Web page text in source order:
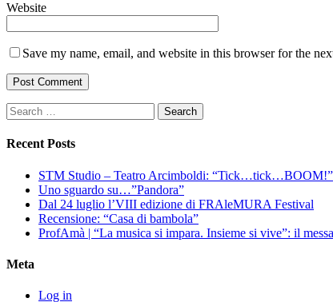
Website
Save my name, email, and website in this browser for the
Search
for:
Recent Posts
STM Studio – Teatro Arcimboldi: “Tick…tick…BOOM!”
Uno sguardo su…”Pandora”
Dal 24 luglio l’VIII edizione di FRAleMURA Festival
Recensione: “Casa di bambola”
ProfAmà | “La musica si impara. Insieme si vive”: il
Meta
Log in